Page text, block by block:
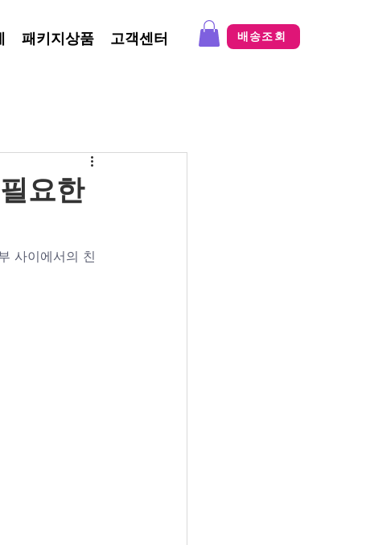
패키지상품 고객센터 배송조회
요한
사이에서의 친